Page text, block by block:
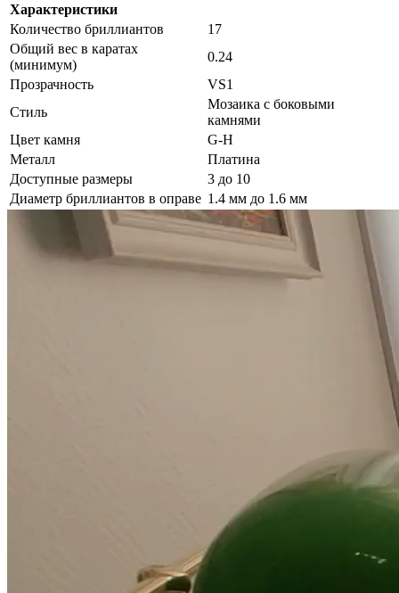
Характеристики
Количество бриллиантов
17
Общий вес в каратах
(минимум)
0.24
Прозрачность
VS1
Стиль
Мозаика с боковыми
камнями
Цвет камня
G-H
Металл
Платина
Доступные размеры
3 до 10
Диаметр бриллиантов в оправе 1.4 мм до 1.6 мм